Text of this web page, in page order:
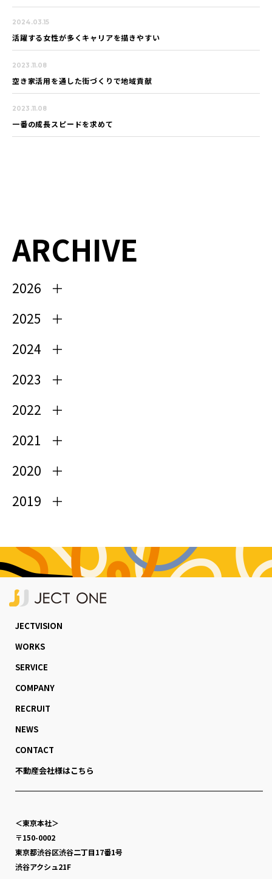
2024.03.15
活躍する女性が多くキャリアを描きやすい
2023.11.08
空き家活用を通した街づくりで地域貢献
2023.11.08
一番の成長スピードを求めて
ARCHIVE
2026
2025
2024
2023
2022
2021
2020
2019
JECTVISION
WORKS
SERVICE
COMPANY
RECRUIT
NEWS
CONTACT
不動産会社様はこちら
＜東京本社＞
〒150-0002
東京都渋谷区渋谷二丁目17番1号
渋谷アクシュ21F